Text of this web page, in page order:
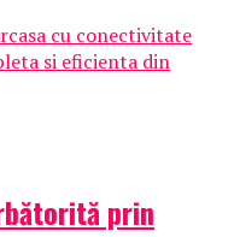
cu conectivitate
si eficienta din
prin